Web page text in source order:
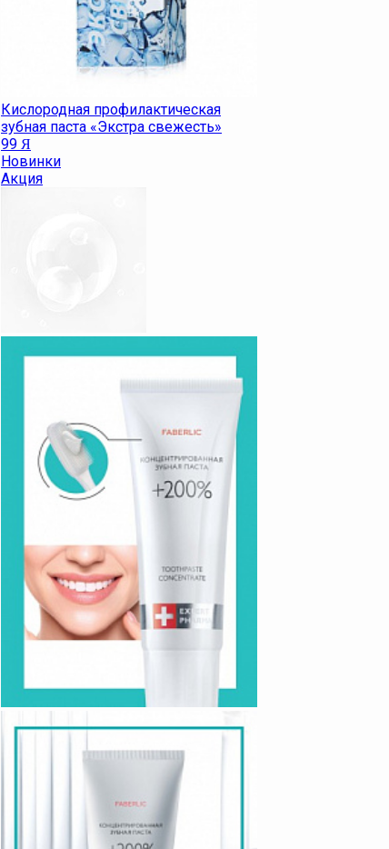
Кислородная профилактическая
зубная паста «Экстра cвежесть»
99 Я
Новинки
Акция